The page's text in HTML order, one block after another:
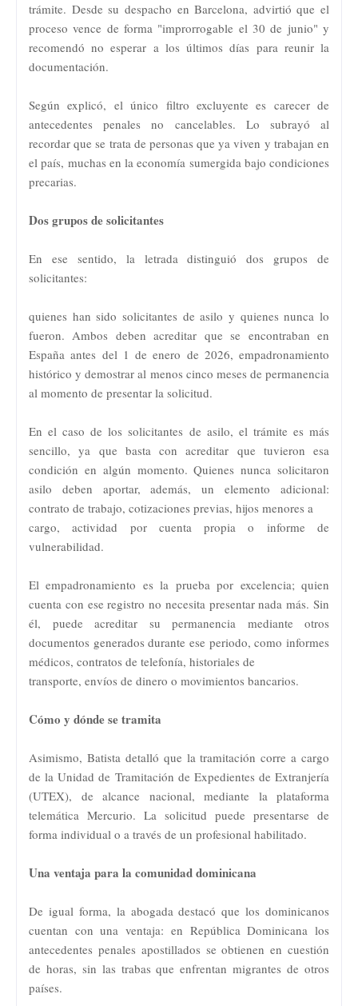
trámite. Desde su despacho en Barcelona, advirtió que el
proceso vence de forma "improrrogable el 30 de junio" y
recomendó no esperar a los últimos días para reunir la
documentación.
Según explicó, el único filtro excluyente es carecer de
antecedentes penales no cancelables. Lo subrayó al
recordar que se trata de personas que ya viven y trabajan en
el país, muchas en la economía sumergida bajo condiciones
precarias.
Dos grupos de solicitantes
En ese sentido, la letrada distinguió dos grupos de
solicitantes:
quienes han sido solicitantes de asilo y quienes nunca lo
fueron. Ambos deben acreditar que se encontraban en
España antes del 1 de enero de 2026, empadronamiento
histórico y demostrar al menos cinco meses de permanencia
al momento de presentar la solicitud.
En el caso de los solicitantes de asilo, el trámite es más
sencillo, ya que basta con acreditar que tuvieron esa
condición en algún momento. Quienes nunca solicitaron
asilo deben aportar, además, un elemento adicional:
contrato de trabajo, cotizaciones previas, hijos menores a
cargo, actividad por cuenta propia o informe de
vulnerabilidad.
El empadronamiento es la prueba por excelencia; quien
cuenta con ese registro no necesita presentar nada más. Sin
él, puede acreditar su permanencia mediante otros
documentos generados durante ese periodo, como informes
médicos, contratos de telefonía, historiales de
transporte, envíos de dinero o movimientos bancarios.
Cómo y dónde se tramita
Asimismo, Batista detalló que la tramitación corre a cargo
de la Unidad de Tramitación de Expedientes de Extranjería
(UTEX), de alcance nacional, mediante la plataforma
telemática Mercurio. La solicitud puede presentarse de
forma individual o a través de un profesional habilitado.
Una ventaja para la comunidad dominicana
De igual forma, la abogada destacó que los dominicanos
cuentan con una ventaja: en República Dominicana los
antecedentes penales apostillados se obtienen en cuestión
de horas, sin las trabas que enfrentan migrantes de otros
países.